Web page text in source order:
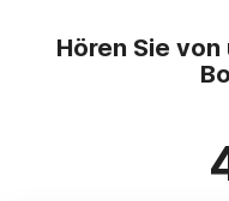
Hören Sie